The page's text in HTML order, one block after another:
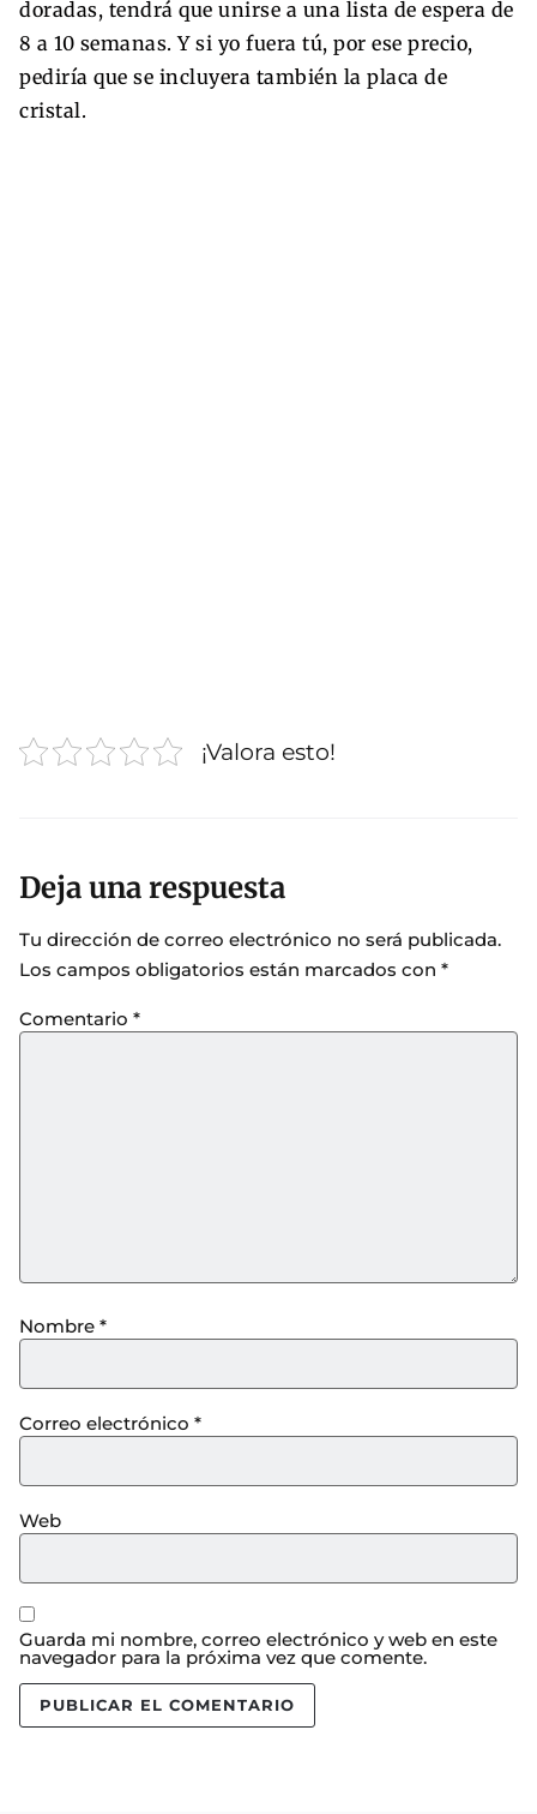
doradas, tendrá que unirse a una lista de espera de
8 a 10 semanas. Y si yo fuera tú, por ese precio,
pediría que se incluyera también la placa de
cristal.
¡Valora esto!
Deja una respuesta
Tu dirección de correo electrónico no será publicada.
Los campos obligatorios están marcados con *
Comentario *
Nombre *
Correo electrónico *
Web
Guarda mi nombre, correo electrónico y web en este
navegador para la próxima vez que comente.